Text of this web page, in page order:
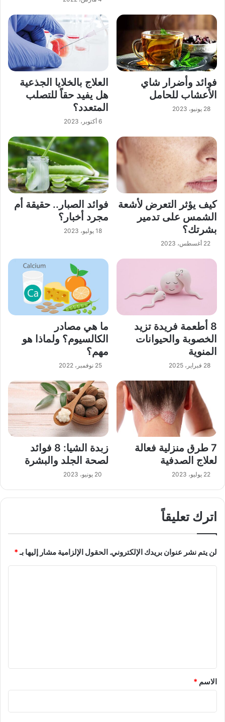
فوائد وأضرار شاي
الأعشاب للحامل
28 يونيو، 2023
العلاج بالخلايا الجذعية
هل يفيد حقاً للتصلب
المتعدد؟
6 أكتوبر، 2023
كيف يؤثر التعرض لأشعة
الشمس على تدمير
بشرتك؟
22 أغسطس، 2023
فوائد الصبار.. حقيقة أم
مجرد أخبار؟
18 يوليو، 2023
8 أطعمة فريدة تزيد
الخصوبة والحيوانات
المنوية
28 فبراير، 2025
ما هي مصادر
الكالسيوم؟ ولماذا هو
مهم؟
25 نوفمبر، 2022
7 طرق منزلية فعالة
لعلاج الصدفية
22 يوليو، 2023
زبدة الشيا: 8 فوائد
لصحة الجلد والبشرة
20 يونيو، 2023
اترك تعليقاً
لن يتم نشر عنوان بريدك الإلكتروني. الحقول الإلزامية مشار إليها بـ*
*الاسم *